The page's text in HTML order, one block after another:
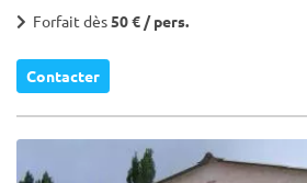
Forfait dès50 € / pers.
Contacter